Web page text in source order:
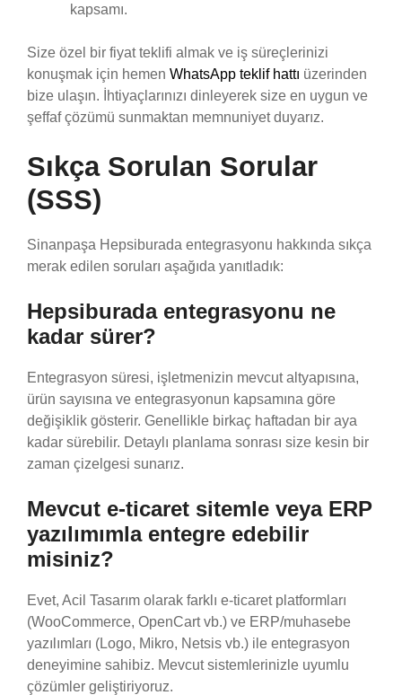
kapsamı.
Size özel bir fiyat teklifi almak ve iş süreçlerinizi
konuşmak için hemen WhatsApp teklif hattı üzerinden
bize ulaşın. İhtiyaçlarınızı dinleyerek size en uygun ve
şeffaf çözümü sunmaktan memnuniyet duyarız.
Sıkça Sorulan Sorular
(SSS)
Sinanpaşa Hepsiburada entegrasyonu hakkında sıkça
merak edilen soruları aşağıda yanıtladık:
Hepsiburada entegrasyonu ne
kadar sürer?
Entegrasyon süresi, işletmenizin mevcut altyapısına,
ürün sayısına ve entegrasyonun kapsamına göre
değişiklik gösterir. Genellikle birkaç haftadan bir aya
kadar sürebilir. Detaylı planlama sonrası size kesin bir
zaman çizelgesi sunarız.
Mevcut e-ticaret sitemle veya ERP
yazılımımla entegre edebilir
misiniz?
Evet, Acil Tasarım olarak farklı e-ticaret platformları
(WooCommerce, OpenCart vb.) ve ERP/muhasebe
yazılımları (Logo, Mikro, Netsis vb.) ile entegrasyon
deneyimine sahibiz. Mevcut sistemlerinizle uyumlu
çözümler geliştiriyoruz.